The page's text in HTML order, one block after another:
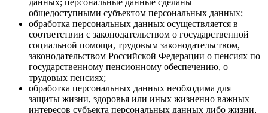
данных; персональные данные сделаны
общедоступными субъектом персональных данных;
обработка персональных данных осуществляется в
соответствии с законодательством о государственной
социальной помощи, трудовым законодательством,
законодательством Российской Федерации о пенсиях по
государственному пенсионному обеспечению, о
трудовых пенсиях;
обработка персональных данных необходима для
защиты жизни, здоровья или иных жизненно важных
интересов субъекта персональных данных либо жизни,